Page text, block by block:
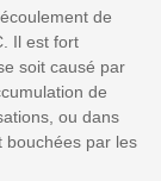
de
Il est fort
soit causé par
de
ou dans
bouchées par les